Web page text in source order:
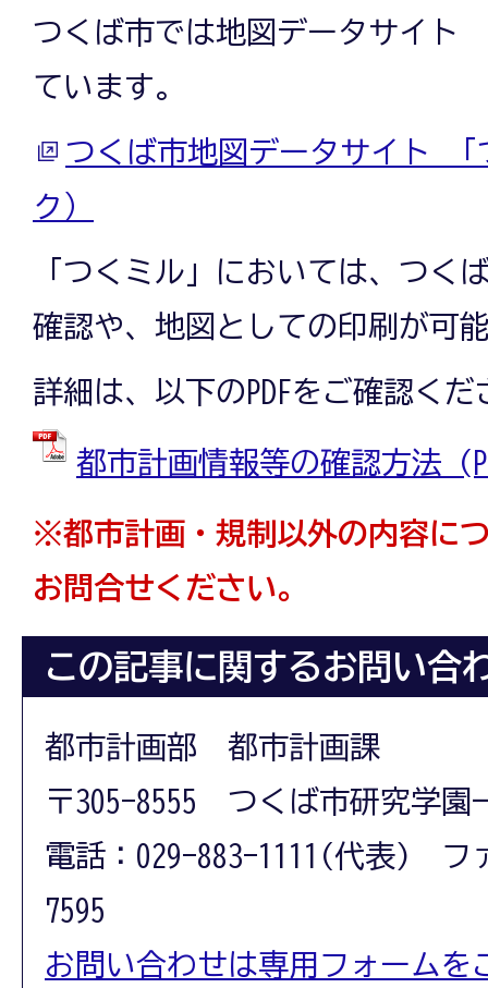
つくば市では地図データサイト
ています。
つくば市地図データサイト 「
ク）
「つくミル」においては、つく
確認や、地図としての印刷が可
詳細は、以下のPDFをご確認くだ
都市計画情報等の確認方法
※都市計画・規制以外の内容に
お問合せください。
この記事に関するお問い合
都市計画部 都市計画課
〒305-8555 つくば市研究学園
電話：029-883-1111(代表) フ
7595
お問い合わせは専用フォームを